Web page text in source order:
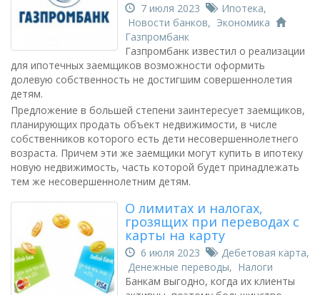
7 июля 2023 Ипотека,
Новости банков, Экономика
Газпромбанк
Газпромбанк известил о реализации
для ипотечных заемщиков возможности оформить
долевую собственность не достигшим совершеннолетия
детям.
Предложение в большей степени заинтересует заемщиков,
планирующих продать объект недвижимости, в числе
собственников которого есть дети несовершеннолетнего
возраста. Причем эти же заемщики могут купить в ипотеку
новую недвижимость, часть которой будет принадлежать
тем же несовершеннолетним детям.
О лимитах и налогах,
грозящих при переводах с
карты на карту
6 июля 2023 Дебетовая карта,
Денежные переводы, Налоги
Банкам выгодно, когда их клиенты